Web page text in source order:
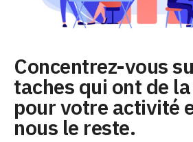
Concentrez-vous
taches qui ont de
pour votre activité
nous le reste.